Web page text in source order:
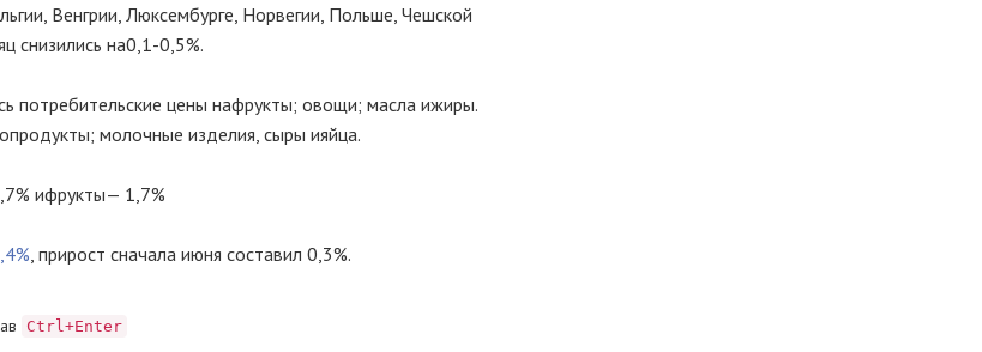
Венгрии, Люксембурге, Норвегии, Польше, Чешской
снизились на0,1-0,5%.
потребительские цены нафрукты; овощи; масла ижиры.
молочные изделия, сыры ияйца.
ифрукты— 1,7%
, прирост сначала июня составил 0,3%.
Ctrl+Enter